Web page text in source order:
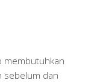
membutuhkan
sebelum dan